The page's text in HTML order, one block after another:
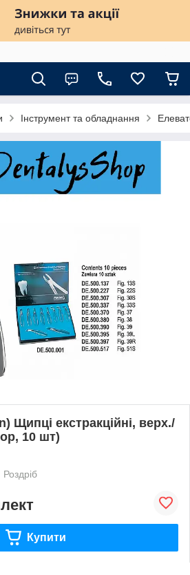
Інструмент та обладнання
Щипці екстракційні, верх./
10 шт)
Роздріб
Купити